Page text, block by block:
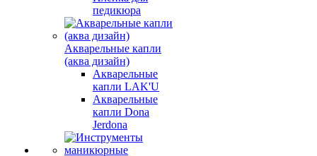
педикюра
Акварельные капли
(аква дизайн)
Акварельные
капли LAK'U
Акварельные
капли Dona
Jerdona